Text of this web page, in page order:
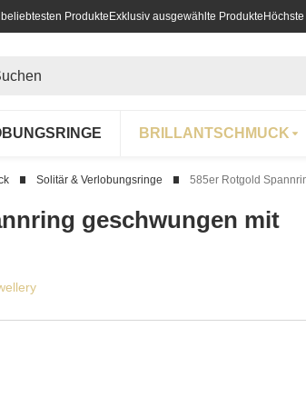
Produkte Exklusiv ausgewählte Produkte
BRILLANTSCHMUCK
Solitär & Verlobungsringe 585er Rotgold
geschwungen mit